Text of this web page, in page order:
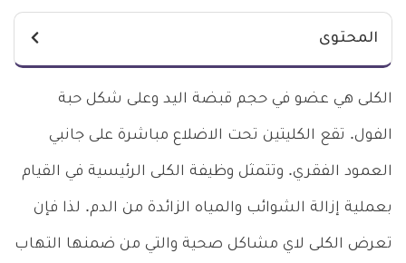
المحتوى
الكلى هي عضو في حجم قبضة اليد وعلى شكل حبة
الفول. تقع الكليتين تحت الاضلاع مباشرة على جانبي
العمود الفقري. وتتمثل وظيفة الكلى الرئيسية في القيام
بعملية إزالة الشوائب والمياه الزائدة من الدم. لذا فإن
تعرض الكلى لاي مشاكل صحية والتي من ضمنها التهاب